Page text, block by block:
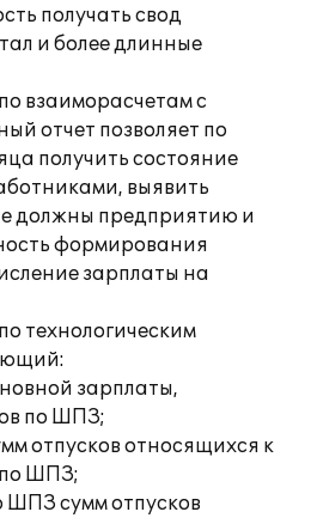
получать свод
и более длинные
взаиморасчетам с
отчет позволяет по
получить состояние
выявить
должны предприятию и
формирования
зарплаты на
технологическим
зарплаты,
по ШПЗ;
отпусков относящихся к
ШПЗ;
ШПЗ сумм отпусков